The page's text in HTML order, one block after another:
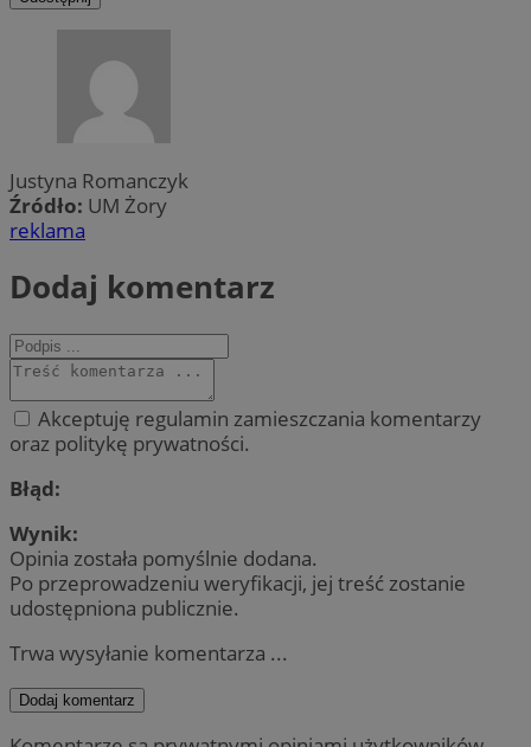
Justyna Romanczyk
Źródło: UM Żory
reklama
Dodaj komentarz
Akceptuję regulamin zamieszczania komentarzy
oraz politykę prywatności.
Błąd:
Wynik:
Opinia została pomyślnie dodana.
Po przeprowadzeniu weryfikacji, jej treść zostanie
udostępniona publicznie.
Trwa wysyłanie komentarza ...
Dodaj komentarz